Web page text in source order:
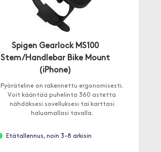
Spigen Gearlock MS100
Stem/Handlebar Bike Mount
(iPhone)
Pyöräteline on rakennettu ergonomisesti.
Voit kääntää puhelinta 360 astetta
nähdäksesi sovelluksesi tai karttasi
haluamallasi tavalla.
Etätallennus, noin 3-8 arkisin